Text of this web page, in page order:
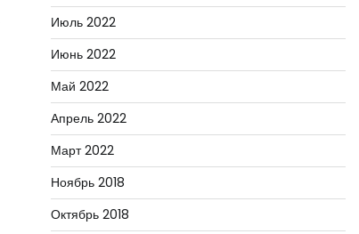
Июль 2022
Июнь 2022
Май 2022
Апрель 2022
Март 2022
Ноябрь 2018
Октябрь 2018